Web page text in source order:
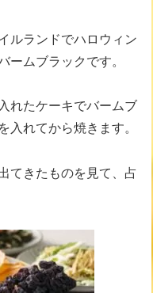
ルランドでハロウィン
ームブラックです。
れたケーキでバームブ
入れてから焼きます。
てきたものを見て、占